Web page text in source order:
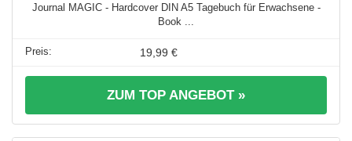
Journal MAGIC - Hardcover DIN A5 Tagebuch für Erwachsene -
Book ...
19,99 €
ZUM TOP ANGEBOT »